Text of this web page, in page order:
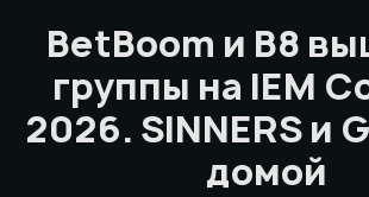
BetBoom и B8
группы на IEM
2026. SINNERS и
домой